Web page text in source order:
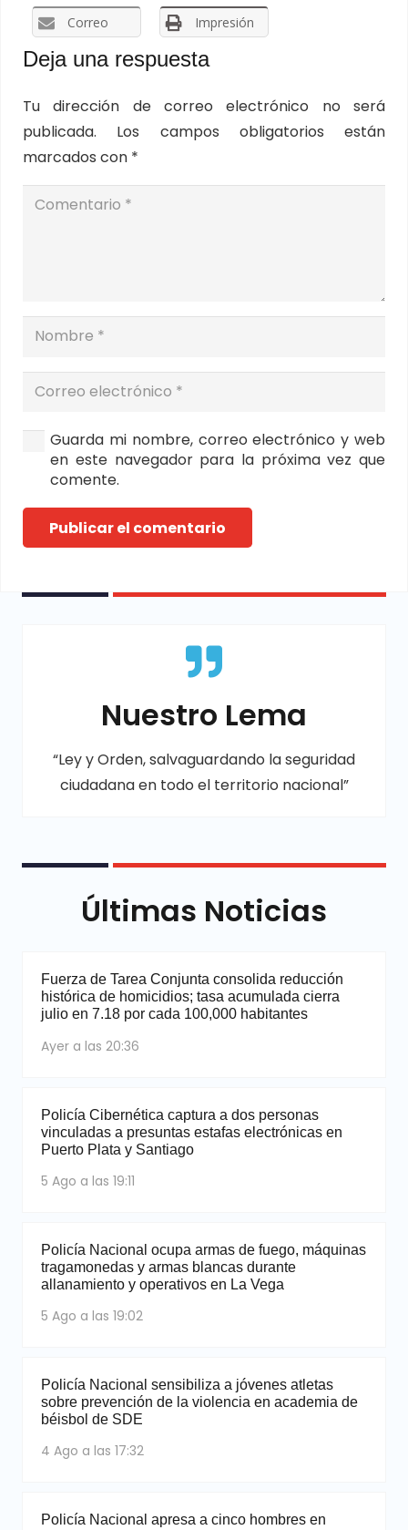
Correo Impresión
Deja una respuesta
Tu dirección de correo electrónico no será
publicada.
Los campos obligatorios están
marcados con *
Guarda mi nombre, correo electrónico y web
en este navegador para la próxima vez que
comente.
Publicar el comentario
Nuestro Lema
“Ley y Orden, salvaguardando la seguridad
ciudadana en todo el territorio nacional”
Últimas Noticias
Fuerza de Tarea Conjunta consolida reducción
histórica de homicidios; tasa acumulada cierra
julio en 7.18 por cada 100,000 habitantes
Ayer a las 20:36
Policía Cibernética captura a dos personas
vinculadas a presuntas estafas electrónicas en
Puerto Plata y Santiago
5 Ago a las 19:11
Policía Nacional ocupa armas de fuego, máquinas
tragamonedas y armas blancas durante
allanamiento y operativos en La Vega
5 Ago a las 19:02
Policía Nacional sensibiliza a jóvenes atletas
sobre prevención de la violencia en academia de
béisbol de SDE
4 Ago a las 17:32
Policía Nacional apresa a cinco hombres en